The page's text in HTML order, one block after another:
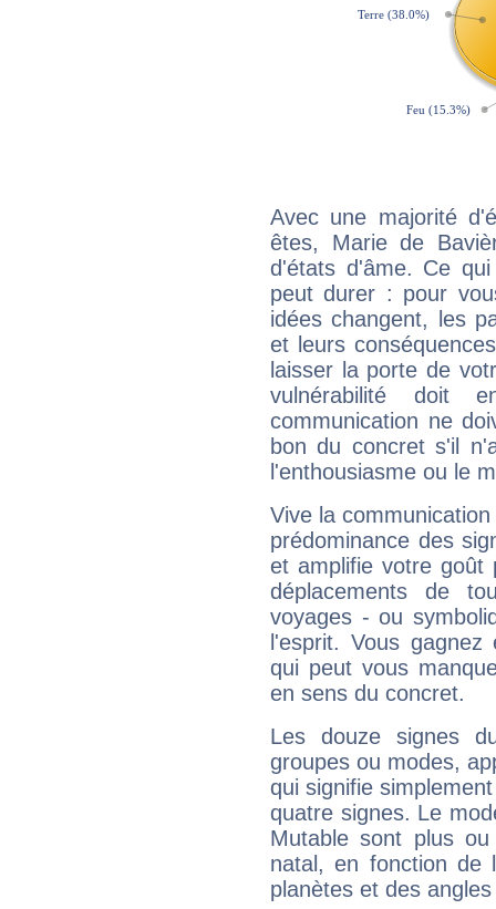
Avec une majorité
êtes, Marie de
d'états d'âme. Ce
peut durer : pour
idées changent, les
et leurs
laisser la porte de
vulnérabilité doit
communication ne
bon du concret s'il
l'enthousiasme ou le
Vive la
prédominance des
et amplifie votre goût
déplacements de
voyages - ou
l'esprit. Vous
qui peut vous
en sens du concret.
Les douze signes
groupes ou modes,
qui signifie
quatre signes. Le
Mutable sont plus
natal, en fonction de
planètes et des